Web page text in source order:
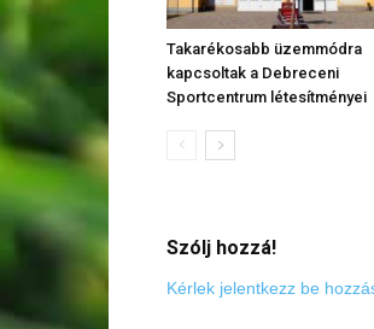
Takarékosabb üzemmódra
kapcsoltak a Debreceni
Sportcentrum létesítményei
Szólj hozzá!
Kérlek jelentkezz be